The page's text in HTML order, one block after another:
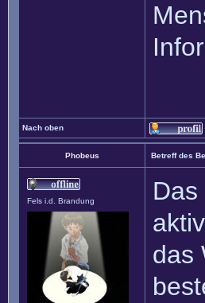
Nach oben
Phobeus Betreff des
Fels i.d. Brandung
das